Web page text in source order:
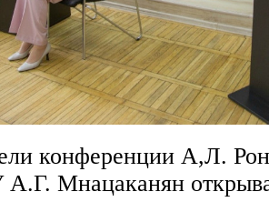
конференции А,Л.
А.Г. Мнацаканян